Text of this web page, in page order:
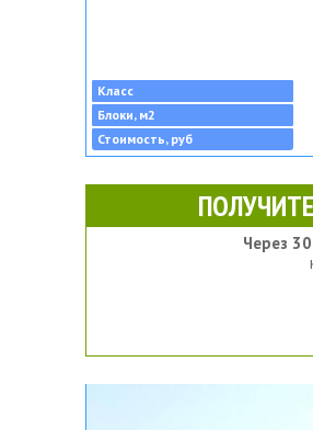
Класс
Блоки, м2
Стоимость, руб
Через